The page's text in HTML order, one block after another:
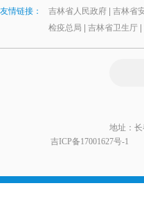
友情链接： 吉林省人民政府 | 吉林省
检疫总局 | 吉林省卫生厅 |
地址：长
吉ICP备17001627号-1